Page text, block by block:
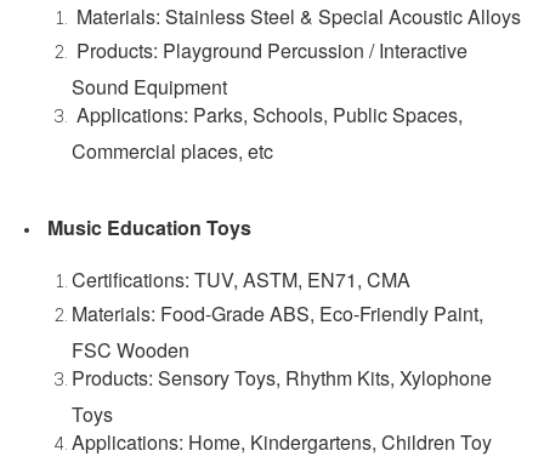
Materials: Stainless Steel & Special Acoustic Alloys
Products: Playground Percussion / Interactive
Sound Equipment
Applications: Parks, Schools, Public Spaces,
Commercial places, etc
Music Education Toys
Certifications: TUV, ASTM, EN71, CMA
Materials: Food-Grade ABS, Eco-Friendly Paint,
FSC Wooden
Products: Sensory Toys, Rhythm Kits, Xylophone
Toys
Applications: Home, Kindergartens, Children Toy